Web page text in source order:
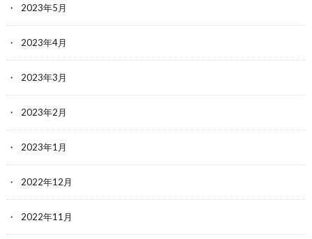
2023年5月
2023年4月
2023年3月
2023年2月
2023年1月
2022年12月
2022年11月